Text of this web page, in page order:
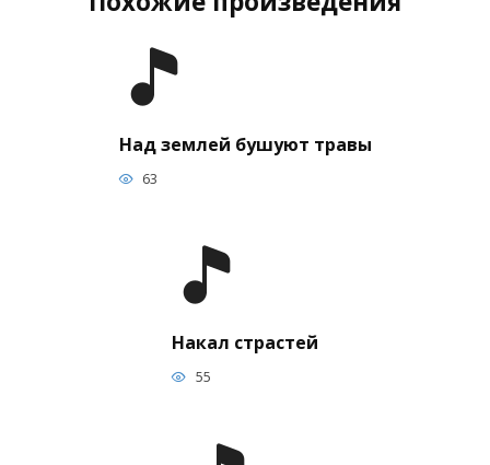
Над землей бушуют травы
63
Накал страстей
55